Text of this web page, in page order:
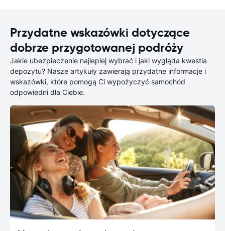
Przydatne wskazówki dotyczące
dobrze przygotowanej podróży
Jakie ubezpieczenie najlepiej wybrać i jaki wygląda kwestia
depozytu? Nasze artykuły zawierają przydatne informacje i
wskazówki, które pomogą Ci wypożyczyć samochód
odpowiedni dla Ciebie.